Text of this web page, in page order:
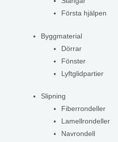
Första hjälpen
Byggmaterial
Dörrar
Fönster
Lyftglidpartier
Slipning
Fiberrondeller
Lamellrondeller
Navrondell